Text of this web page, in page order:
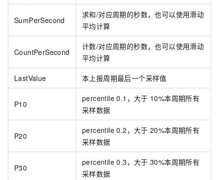
SumPerSecond
求和/对应周期的秒数，也可以使用滑动
平均计算
CountPerSecond
计数/对应周期的秒数，也可以使用滑动
平均计算
LastValue 本上报周期最后一个采样值
P10
percentile 0.1，大于 10%本周期所有
采样数据
P20
percentile 0.2，大于 20%本周期所有
采样数据
P30
percentile 0.3，大于 30%本周期所有
采样数据